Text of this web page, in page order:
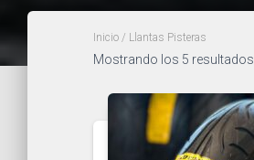
Inicio / Llantas Pisteras
Mostrando los 5 resultados